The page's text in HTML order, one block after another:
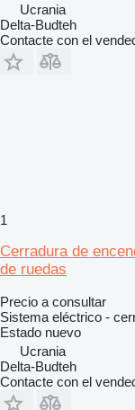
Ucrania
Delta-Budteh
Contacte con el
1
Cerradura de
de ruedas
Precio a consultar
Sistema eléctrico -
Estado nuevo
Ucrania
Delta-Budteh
Contacte con el